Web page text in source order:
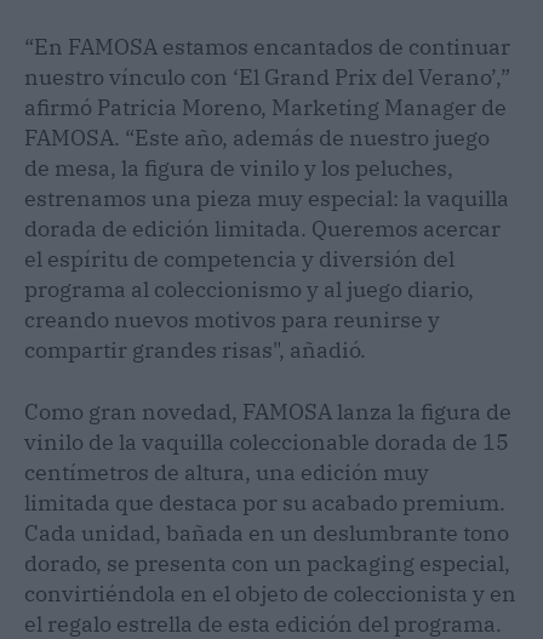
“En FAMOSA estamos encantados de continuar
nuestro vínculo con ‘El Grand Prix del Verano’,”
afirmó Patricia Moreno, Marketing Manager de
FAMOSA. “Este año, además de nuestro juego
de mesa, la figura de vinilo y los peluches,
estrenamos una pieza muy especial: la vaquilla
dorada de edición limitada. Queremos acercar
el espíritu de competencia y diversión del
programa al coleccionismo y al juego diario,
creando nuevos motivos para reunirse y
compartir grandes risas", añadió.
Como gran novedad, FAMOSA lanza la figura de
vinilo de la vaquilla coleccionable dorada de 15
centímetros de altura, una edición muy
limitada que destaca por su acabado premium.
Cada unidad, bañada en un deslumbrante tono
dorado, se presenta con un packaging especial,
convirtiéndola en el objeto de coleccionista y en
el regalo estrella de esta edición del programa.